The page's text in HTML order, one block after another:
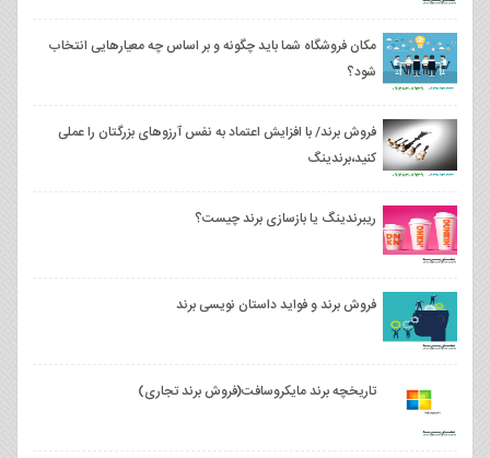
مکان فروشگاه شما باید چگونه و بر اساس چه معیارهایی انتخاب
شود؟
فروش برند/ با افزایش اعتماد به نفس آرزوهای بزرگتان را عملی
کنید،برندینگ
ریبرندینگ یا بازسازی برند چیست؟
فروش برند و فواید داستان نویسی برند
تاریخچه برند مایکروسافت(فروش برند تجاری)